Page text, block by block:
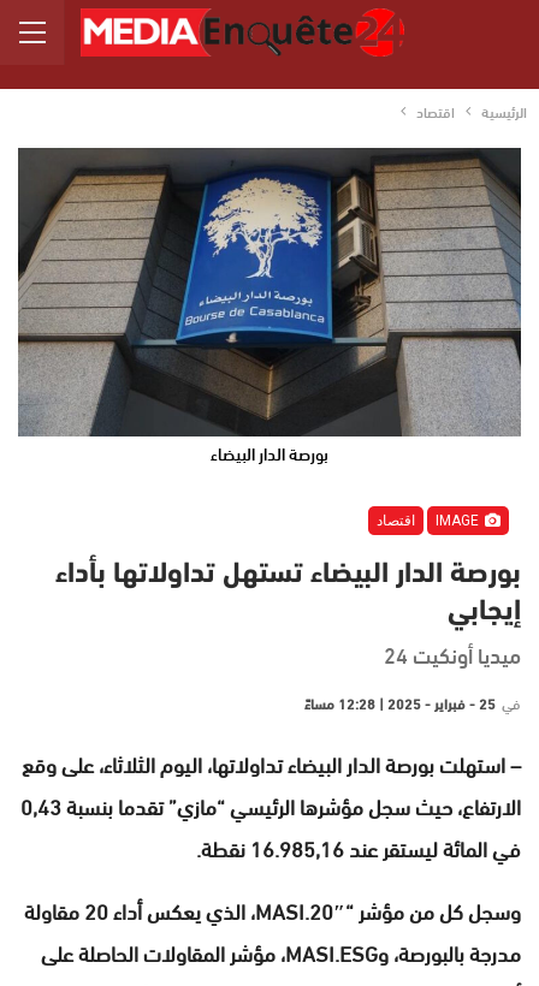
الرئيسية اقتصاد
بورصة الدار البيضاء
اقتصاد
بورصة الدار البيضاء تستهل تداولاتها بأداء
إيجابي
ميديا أونكيت 24
في 25 - فبراير - 2025 | 12:28 مساءً
– استهلت بورصة الدار البيضاء تداولاتها، اليوم الثلاثاء، على وقع
الارتفاع، حيث سجل مؤشرها الرئيسي “مازي” تقدما بنسبة 0,43
في المائة ليستقر عند 16.985,16 نقطة.
وسجل كل من مؤشر “MASI.20″، الذي يعكس أداء 20 مقاولة
مدرجة بالبورصة، وMASI.ESG، مؤشر المقاولات الحاصلة على